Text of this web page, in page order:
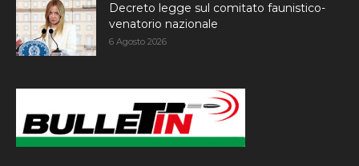
Decreto legge sul comitato faunistico-
venatorio nazionale
6 Agosto 2026